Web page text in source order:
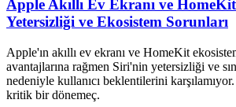
Apple Akıllı Ev Ekranı ve
Yetersizliği ve Ekosistem Sorunları
Apple'ın akıllı ev ekranı ve HomeKit
avantajlarına rağmen Siri'nin yetersizliği ve
nedeniyle kullanıcı beklentilerini
kritik bir dönemeç.